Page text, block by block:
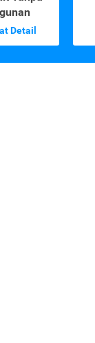
Detail